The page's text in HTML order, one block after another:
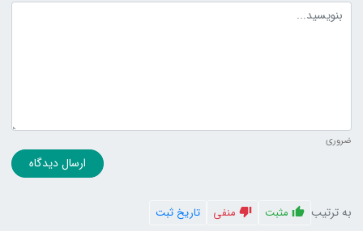
متن دیدگاه
ضروری
ارسال دیدگاه
به ترتیب مثبت منفی تاریخ ثبت